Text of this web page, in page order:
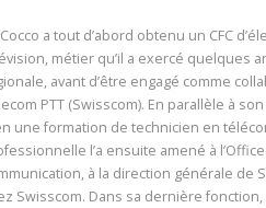
a tout d’abord obtenu un CFC
métier qu’il a exercé quelques
avant d’être engagé comme
PTT (Swisscom). En parallèle à
une formation de technicien en
l’a ensuite amené à
à la direction générale de
Swisscom. Dans sa dernière